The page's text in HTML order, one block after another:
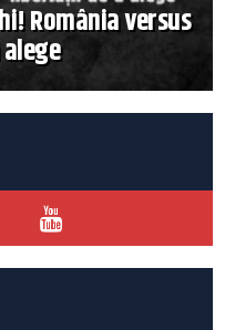
România versus